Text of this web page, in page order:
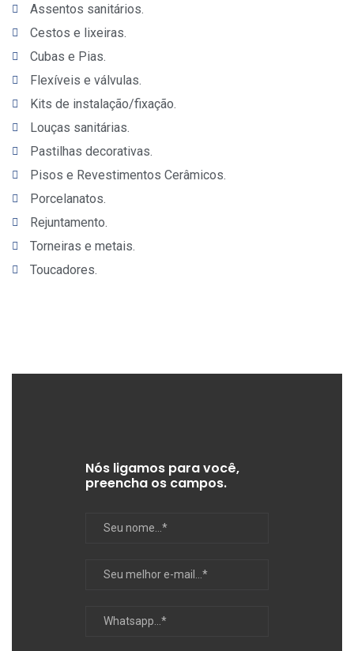
Assentos sanitários.
Cestos e lixeiras.
Cubas e Pias.
Flexíveis e válvulas.
Kits de instalação/fixação.
Louças sanitárias.
Pastilhas decorativas.
Pisos e Revestimentos Cerâmicos.
Porcelanatos.
Rejuntamento.
Torneiras e metais.
Toucadores.
Nós ligamos para você,
preencha os campos.